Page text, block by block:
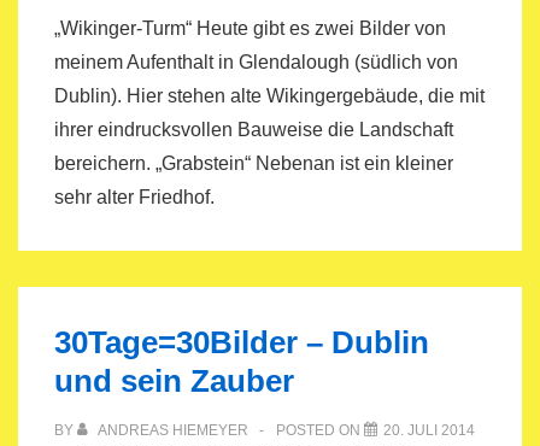
„Wikinger-Turm“ Heute gibt es zwei Bilder von
meinem Aufenthalt in Glendalough (südlich von
Dublin). Hier stehen alte Wikingergebäude, die mit
ihrer eindrucksvollen Bauweise die Landschaft
bereichern. „Grabstein“ Nebenan ist ein kleiner
sehr alter Friedhof.
30Tage=30Bilder – Dublin
und sein Zauber
BY ANDREAS HIEMEYER POSTED ON
20. JULI 2014